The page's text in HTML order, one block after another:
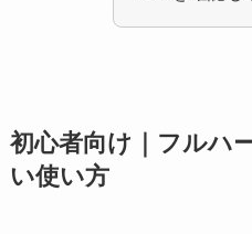
初心者向け｜フルハ
い使い方